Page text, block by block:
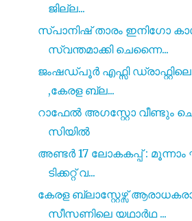
ജില്ല...
സ്പാനിഷ് താരം ഇനിഗോ
സ്വന്തമാക്കി ചെന്നൈ...
ജംഷഡ്പൂർ എഫ്സി
,കേരള ബ്ല...
റാഫേൽ അഗസ്റ്റോ വീണ്ടും
സിയിൽ
അണ്ടർ 17 ലോകകപ്പ് :
ടിക്കറ്റ് വ...
കേരള ബ്ലാസ്റ്റേഴ്സ്
സീസണിലെ യഥാർഥ ...